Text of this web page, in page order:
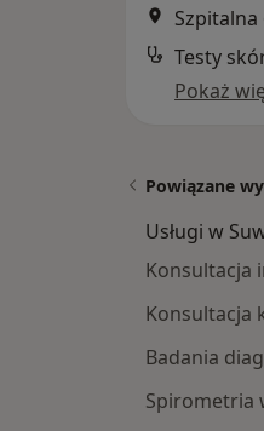
Szpitalna
Testy
Pokaż
Powiązane
Usługi w
Konsultacja
Konsultacja
Badania
Spirometria